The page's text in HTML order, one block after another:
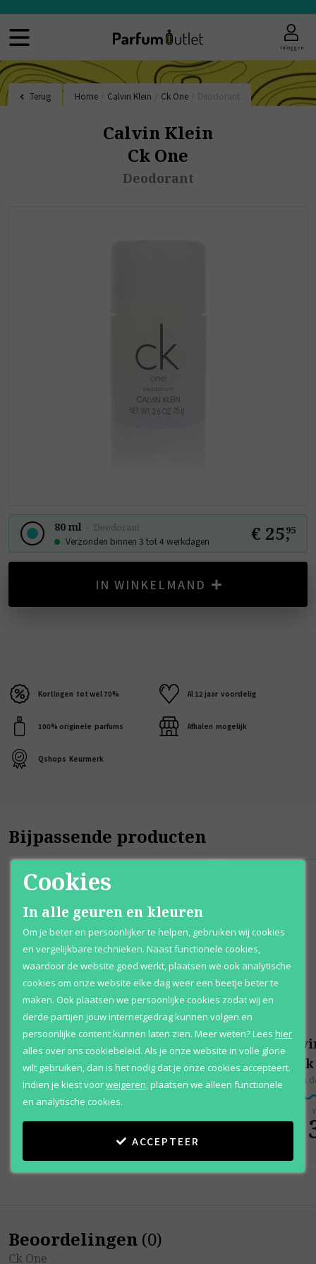
Inloggen
Terug Home Calvin Klein Ck One
Calvin Klein
Ck One
Deodorant
80 ml Deodorant
Verzonden binnen 3 tot 4 werkdagen € 25,
95
IN WINKELMAND
Kortingen tot wel 70% Al 12 jaar voordelig
100% originele parfums Afhalen mogelijk
Qshops Keurmerk
Bijpassende producten
Calvin Klein
Ck One
Geschenkset
€ 65,95
Eau
€
Beoordelingen (0)
Ck One
Cookies
In alle geuren en kleuren
Om je beter en persoonlijker te helpen, gebruiken wij cookies
en vergelijkbare technieken. Naast functionele cookies,
waardoor de website goed werkt, plaatsen we ook analytische
cookies om onze website elke dag weer een beetje beter te
maken. Ook plaatsen we persoonlijke cookies zodat wij en
derde partijen jouw internetgedrag kunnen volgen en
persoonlijke content kunnen laten zien. Meer weten?Lees hier
alles over ons cookiebeleid. Als je onze website in volle glorie
wilt gebruiken, dan is het nodig dat je onze cookies accepteert.
Indien je kiest voorweigeren plaatsen we alleen functionele
en analytische cookies.
ACCEPTEER